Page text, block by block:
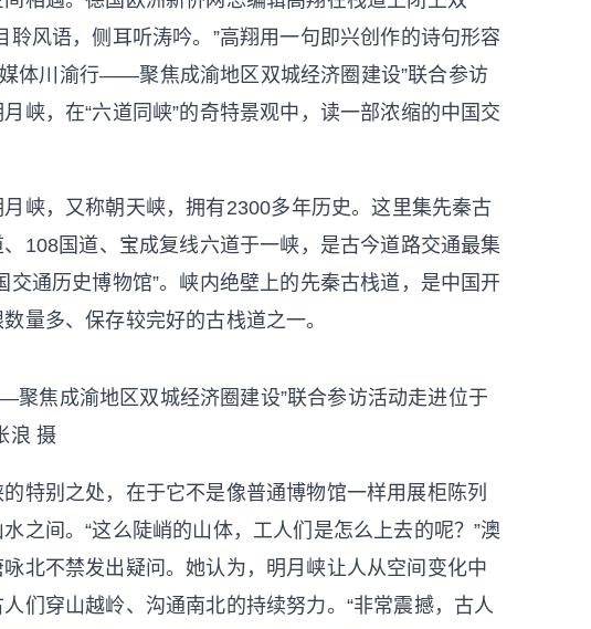
聆风语，侧耳听涛吟。”高翔用一句即兴创作的诗句形容
体川渝行——聚焦成渝地区双城经济圈建设”联合参访
峡，在“六道同峡”的奇特景观中，读一部浓缩的中国交
，又称朝天峡，拥有2300多年历史。这里集先秦古
108国道、宝成复线六道于一峡，是古今道路交通最集
交通历史博物馆”。峡内绝壁上的先秦古栈道，是中国开
量多、保存较完好的古栈道之一。
焦成渝地区双城经济圈建设”联合参访活动走进位于
浪 摄
别之处，在于它不是像普通博物馆一样用展柜陈列
之间。“这么陡峭的山体，工人们是怎么上去的呢？”澳
北不禁发出疑问。她认为，明月峡让人从空间变化中
们穿山越岭、沟通南北的持续努力。“非常震撼，古人